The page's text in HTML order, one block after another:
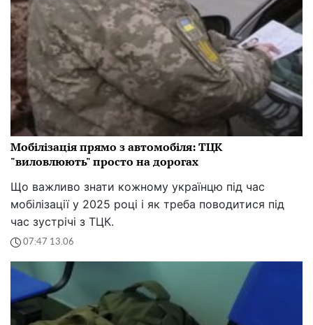
Мобілізація прямо з автомобіля: ТЦК
"виловлюють" просто на дорогах
Що важливо знати кожному українцю під час
мобілізації у 2025 році і як треба поводитися під
час зустрічі з ТЦК.
07:47 13.06